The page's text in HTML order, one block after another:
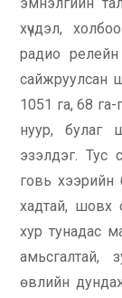
хүчдэл,
радио
сайжруулсан
1051 га, 68 га-
нуур, булаг
эзэлдэг. Тус
говь хээрийн
хадтай, шовх
хур тунадас
амьсгалтай,
өвлийн